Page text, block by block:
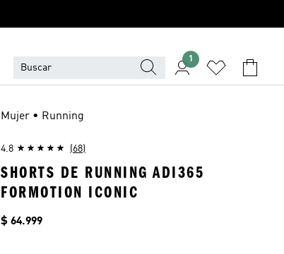
1
Mujer • Running
4.8 (68)
SHORTS DE RUNNING ADI365
FORMOTION ICONIC
Precio
$ 64.999